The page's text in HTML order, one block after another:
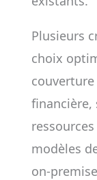
Plusieurs
choix
financière,
modèles
on-